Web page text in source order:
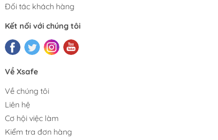
Đối tác khách hàng
Kết nối với chúng tôi
Về Xsafe
Về chúng tôi
Liên hệ
Cơ hội việc làm
Kiểm tra đơn hàng